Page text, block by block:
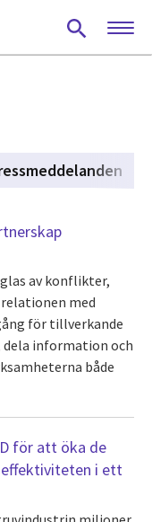
av konflikter,
med
för tillverkande
information och
både
för att öka de
i ett